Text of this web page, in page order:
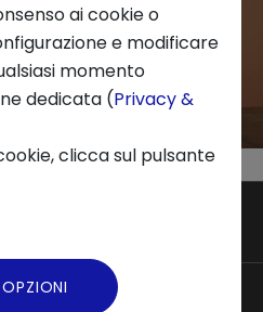
ai cookie o
e modificare
momento
dedicata (Privacy &
clicca sul pulsante